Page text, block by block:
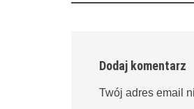
Dodaj komentarz
Twój adres email